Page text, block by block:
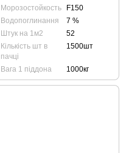
Морозостойкость
F150
Водопоглинання
7 %
Штук на 1м2
52
Кількість шт в
пачці
1500шт
Вага 1 піддона 1000кг